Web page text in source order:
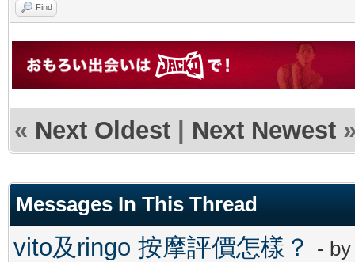
Find
« Next Oldest | Next Newest
Messages In This Thread
vito及ringo 按摩評價怎樣？ -